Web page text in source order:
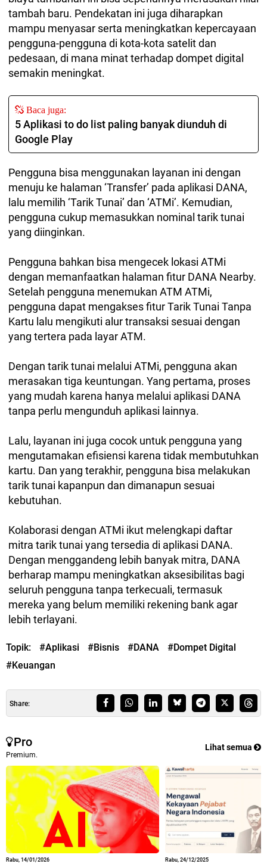
tambah baru. Pendekatan ini juga diharapkan
mampu menyasar serta meningkatkan kepercayaan
pengguna-pengguna di kota-kota satelit dan
pedesaan, di mana minat terhadap dompet digital
semakin meningkat.
Baca juga:
5 Aplikasi to do list paling banyak diunduh di
Google Play
Pengguna bisa menggunakan layanan ini dengan
menuju ke halaman ‘Transfer’ pada aplikasi DANA,
lalu memilih ‘Tarik Tunai’ dan ‘ATMi’. Kemudian,
pengguna cukup memasukkan nominal tarik tunai
yang diinginkan.
Pengguna bahkan bisa mengecek lokasi ATMi
dengan memanfaatkan halaman fitur DANA Nearby.
Setelah pengguna menemukan ATM ATMi,
pengguna dapat mengakses fitur Tarik Tunai Tanpa
Kartu lalu mengikuti alur transaksi sesuai dengan
yang tertera pada layar ATM.
Dengan tarik tunai melalui ATMi, pengguna akan
merasakan tiga keuntungan. Yang pertama, proses
yang mudah karena hanya melalui aplikasi DANA
tanpa perlu mengunduh aplikasi lainnya.
Lalu, layanan ini juga cocok untuk pengguna yang
mengutamakan efisiensi karena tidak membutuhkan
kartu. Dan yang terakhir, pengguna bisa melakukan
tarik tunai kapanpun dan dimanapun sesuai
kebutuhan.
Kolaborasi dengan ATMi ikut melengkapi daftar
mitra tarik tunai yang tersedia di aplikasi DANA.
Dengan menggandeng lebih banyak mitra, DANA
berharap mampu meningkatkan aksesibilitas bagi
seluruh pengguna tanpa terkecuali, termasuk
mereka yang belum memiliki rekening bank agar
lebih terlayani.
Topik: #Aplikasi #Bisnis #DANA
#Dompet Digital
#Keuangan
Share:
Pro
Premium.
Lihat semua
Rabu, 14/01/2026 Rabu, 24/12/2025